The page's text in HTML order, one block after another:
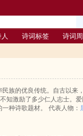
诗词标签 诗词
族的优良传统。自古以来
知激励了多少仁人志士。
种诗歌题材。 代表人物：